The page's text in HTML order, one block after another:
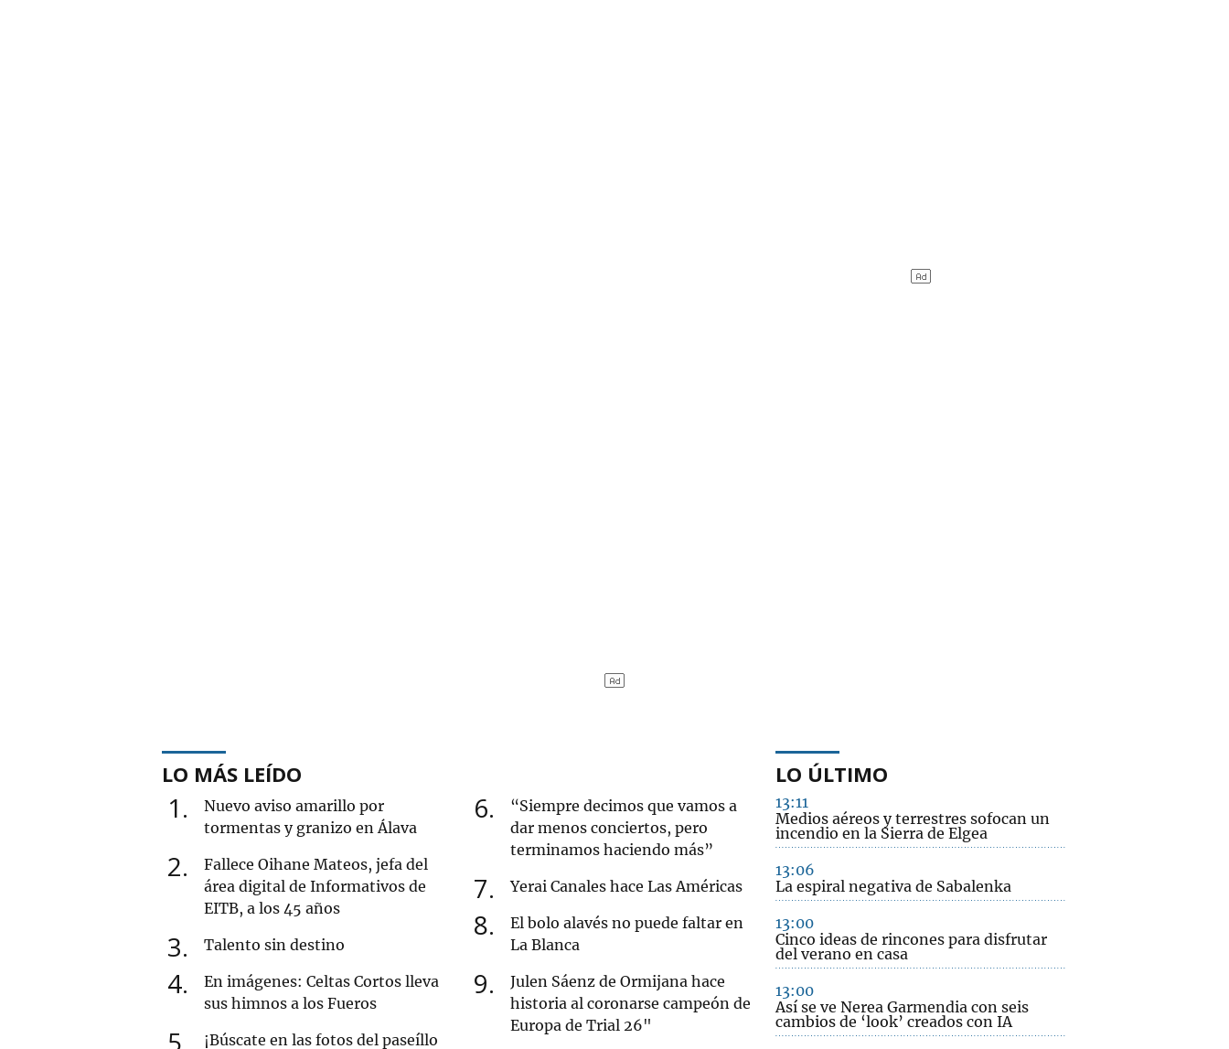
LO MÁS LEÍDO
1
Nuevo aviso amarillo por
tormentas y granizo en Álava
2
Fallece Oihane Mateos, jefa del
área digital de Informativos de
EITB, a los 45 años
3 Talento sin destino
4
En imágenes: Celtas Cortos lleva
sus himnos a los Fueros
5 ¡Búscate en las fotos del paseíllo
6
“Siempre decimos que vamos a
dar menos conciertos, pero
terminamos haciendo más”
7 Yerai Canales hace Las Américas
8
El bolo alavés no puede faltar en
La Blanca
9
Julen Sáenz de Ormijana hace
historia al coronarse campeón de
Europa de Trial 26"
LO ÚLTIMO
13:11
Medios aéreos y terrestres sofocan un
incendio en la Sierra de Elgea
13:06
La espiral negativa de Sabalenka
13:00
Cinco ideas de rincones para disfrutar
del verano en casa
13:00
Así se ve Nerea Garmendia con seis
cambios de ‘look’ creados con IA